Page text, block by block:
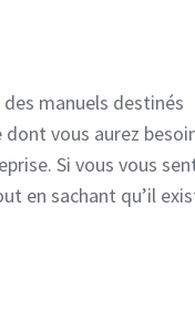
manuels destinés
vous aurez
Si vous vous
en sachant qu’il